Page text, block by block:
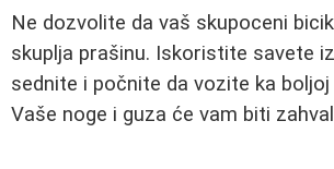
Ne dozvolite da vaš skupoceni
skuplja prašinu. Iskoristite savete
sednite i počnite da vozite ka boljoj
Vaše noge i guza će vam biti